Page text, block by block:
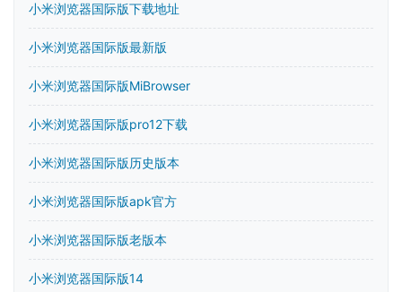
小米浏览器国际版下载地址
小米浏览器国际版最新版
小米浏览器国际版MiBrowser
小米浏览器国际版pro12下载
小米浏览器国际版历史版本
小米浏览器国际版apk官方
小米浏览器国际版老版本
小米浏览器国际版14